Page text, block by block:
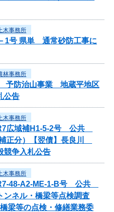
木事務所
1号 県単 通常砂防工事に
林事務所
予防治山事業 地蔵平地区
公告
木事務所
広域補H1-5-2号 公共
正分）【翌債】長良川
競争入札公告
木事務所
48-A2-ME-1-B号 公共
ンネル・橋梁等点検調査
梁等の点検・修繕業務委